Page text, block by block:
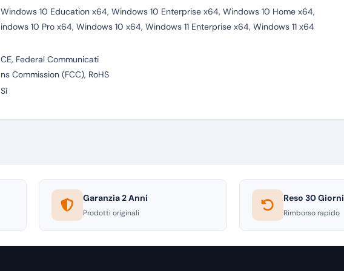
Windows 10 Education x64, Windows 10 Enterprise x64, Windows 10 Home x64,
indows 10 Pro x64, Windows 10 x64, Windows 11 Enterprise x64, Windows 11 x64
CE, Federal Communicati
ns Commission (FCC), RoHS
Sì
Garanzia 2 Anni
Prodotti originali
Reso 30 Giorni
Rimborso rapido